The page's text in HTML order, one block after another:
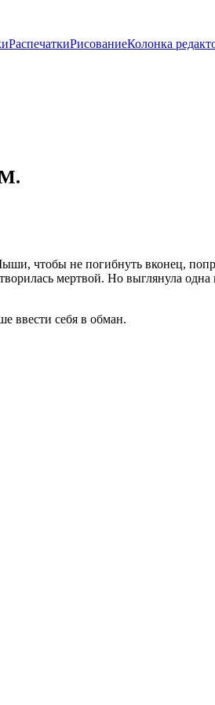
РаспечаткиРисованиеКолонка
М.
чтобы не погибнуть вконец,
мертвой. Но выглянула
ввести себя в обман.